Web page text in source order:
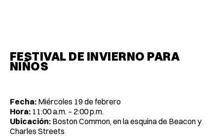
FESTIVAL DE INVIERNO PARA
NIÑOS
Fecha: Miércoles 19 de febrero
Hora: 11:00 a.m. – 2:00 p.m.
Ubicación: Boston Common, en la esquina de Beacon y
Charles Streets